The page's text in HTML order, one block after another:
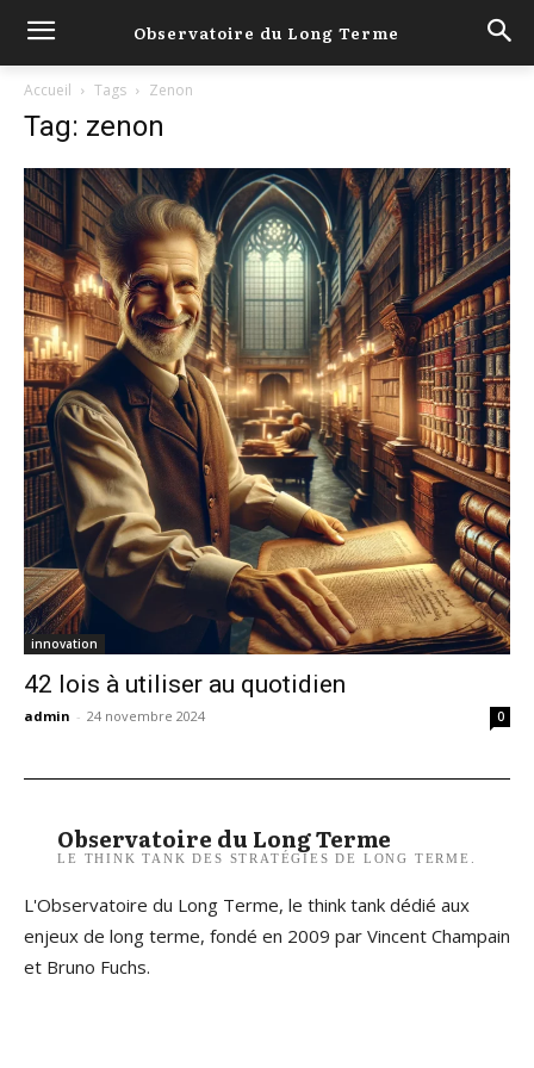
Observatoire du Long Terme
Accueil Tags Zenon
Tag: zenon
innovation
42 lois à utiliser au quotidien
admin - 24 novembre 2024 0
Observatoire du Long Terme
LE THINK TANK DES STRATÉGIES DE LONG TERME.
L'Observatoire du Long Terme, le think tank dédié aux
enjeux de long terme, fondé en 2009 par Vincent Champain
et Bruno Fuchs.